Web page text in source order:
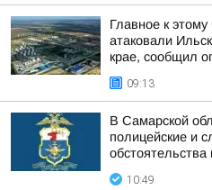
Главное к
атаковали
крае, сообщил
09:13
В Самарской
полицейские и
10:49